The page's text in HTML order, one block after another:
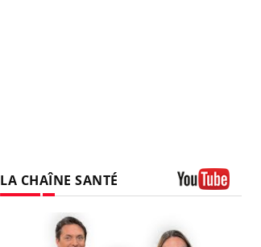
LA CHAÎNE SANTÉ